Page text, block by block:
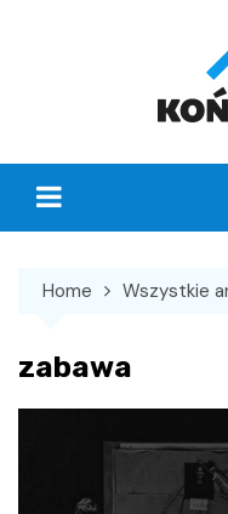
Home Wszystkie
zabawa